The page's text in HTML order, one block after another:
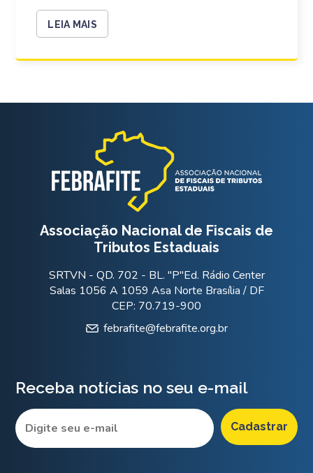
LEIA MAIS
Associação Nacional de Fiscais de
Tributos Estaduais
SRTVN - QD. 702 - BL. "P"Ed. Rádio Center
Salas 1056 A 1059 Asa Norte Brasília / DF
CEP: 70.719-900
febrafite@febrafite.org.br
Receba notícias no seu e-mail